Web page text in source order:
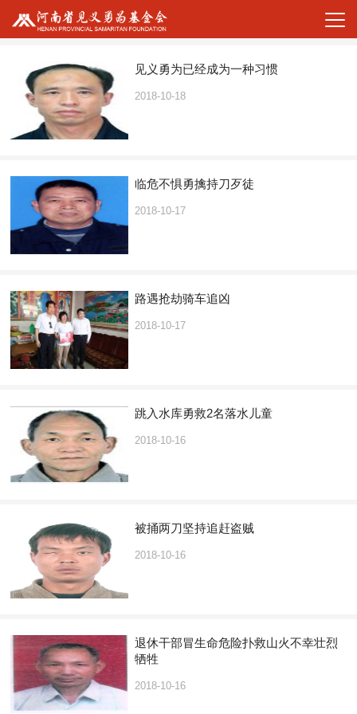
见义勇为已经成为一种习惯
2018-10-18
临危不惧勇擒持刀歹徒
2018-10-17
路遇抢劫骑车追凶
2018-10-17
跳入水库勇救2名落水儿童
2018-10-16
被捅两刀坚持追赶盗贼
2018-10-16
退休干部冒生命危险扑救山火不幸壮烈
牺牲
2018-10-16